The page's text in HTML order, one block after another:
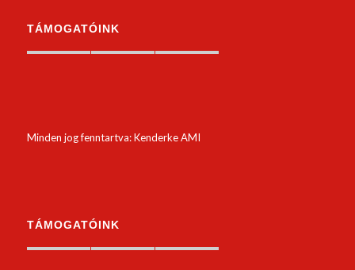
TÁMOGATÓINK
Minden jog fenntartva: Kenderke AMI
TÁMOGATÓINK